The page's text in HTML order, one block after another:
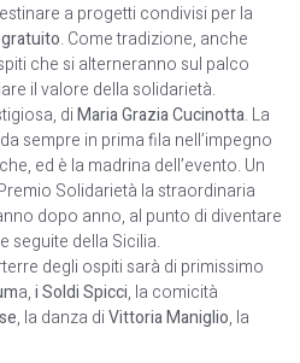
a progetti condivisi per la
. Come tradizione, anche
che si alterneranno sul palco
il valore della solidarietà.
diMaria Grazia Cucinotta. La
sempre in prima fila nell’impegno
ed è la madrina dell’evento. Un
Solidarietà la straordinaria
dopo anno, al punto di diventare
seguite della Sicilia.
degli ospiti sarà di primissimo
a,i Soldi Spicci, la comicità
, la danza diVittoria Maniglio, la